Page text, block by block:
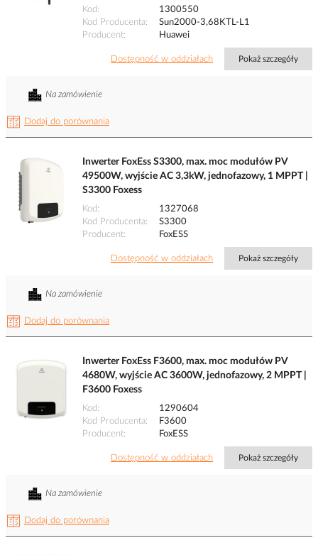
Kod
1300550
Kod Producenta
Sun2000-3,68KTL-L1
Producent
Huawei
Dostępność w oddziałach Pokaż szczegóły
Dodaj do porównania
Na zamówienie
Inwerter FoxEss S3300, max. moc modułów PV
49500W, wyjście AC 3,3kW, jednofazowy, 1 MPPT |
S3300 Foxess
Kod
1327068
Kod Producenta
S3300
Producent
FoxESS
Dostępność w oddziałach Pokaż szczegóły
Dodaj do porównania
Na zamówienie
Inwerter FoxEss F3600, max. moc modułów PV
4680W, wyjście AC 3600W, jednofazowy, 2 MPPT |
F3600 Foxess
Kod
1290604
Kod Producenta
F3600
Producent
FoxESS
Dostępność w oddziałach Pokaż szczegóły
Dodaj do porównania
Na zamówienie